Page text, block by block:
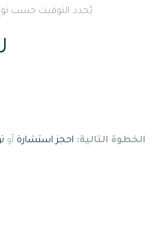
يُحدد التوقيت حسب نوع العملية وتوصية الطبيب المعالج.
الخطوة التالية: احجز استشارة أو